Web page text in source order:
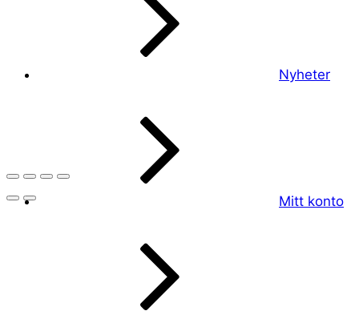
Nyheter
Mitt konto